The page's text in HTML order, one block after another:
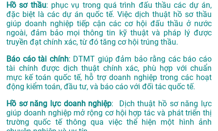
Hồ sơ thầu: phục vụ trong quá trình đấu thầu các dự án,
đặc biệt là các dự án quốc tế. Việc dịch thuật hồ sơ thầu
giúp doanh nghiệp tiếp cận các cơ hội đấu thầu ở nước
ngoài, đảm bảo mọi thông tin kỹ thuật và pháp lý được
truyền đạt chính xác, từ đó tăng cơ hội trúng thầu.
Báo cáo tài chính: DTMT giúp đảm bảo rằng các báo cáo
tài chính được dịch thuật chính xác, phù hợp với chuẩn
mực kế toán quốc tế, hỗ trợ doanh nghiệp trong các hoạt
động kiểm toán, đầu tư, và báo cáo với đối tác quốc tế.
Hồ sơ năng lực doanh nghiệp: Dịch thuật hồ sơ năng lực
giúp doanh nghiệp mở rộng cơ hội hợp tác và phát triển thị
trường quốc tế thông qua việc thể hiện một hình ảnh